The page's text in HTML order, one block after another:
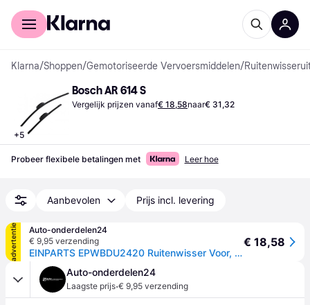
Voor shoppers
Klarna/Shoppen/Gemotoriseerde Vervoersmiddelen/
+5
Bosch AR 614 S
Vergelijk prijzen vanaf€ 18,58naar€ 31,32
Probeer flexibele betalingen met Leer hoe
Aanbevolen Prijs incl. levering
advertentie
Auto-onderdelen24
€ 9,95 verzending
EINPARTS EPWBDU2420 Ruitenwisser Voor, 510mm, Flat blade wisserblad
€ 18,58
Auto-onderdelen24
Laagste prijs·€ 9,95 verzending